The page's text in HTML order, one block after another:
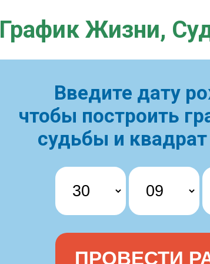
График Жизни,
Введите дату
чтобы построить
судьбы и
ПРОВЕСТИ